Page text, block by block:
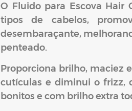
O Fluido para Escova Hair
tipos de cabelos,
desembaraçante,
penteado.
Proporciona brilho, maciez
cutículas e diminui o frizz,
bonitos e com brilho extra